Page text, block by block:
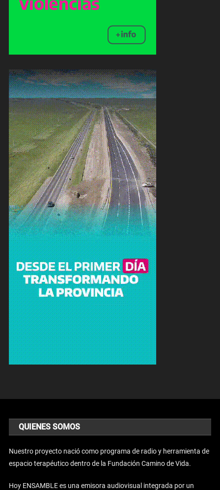
QUIENES SOMOS
Nuestro proyecto nació como programa de radio y herramienta de
espacio terapéutico dentro de la Fundación Camino de Vida.
Hoy ENSAMBLE es una emisora audiovisual integrada por un